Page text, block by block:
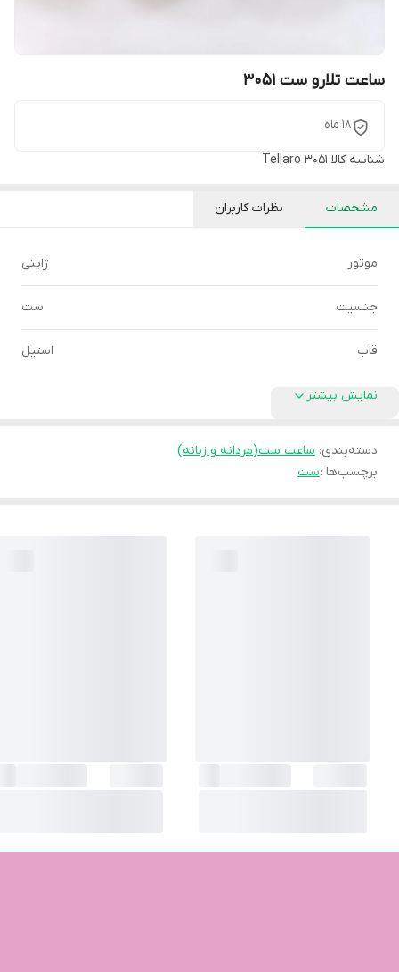
ساعت تلارو ست 3051
18 ماه
شناسه کالا Tellaro 3051
مشخصات نظرات کاربران
موتور ژاپنی
جنسیت ست
قاب استیل
نمایش بیشتر
دسته‌بندی: ساعت ست(مردانه و زنانه)
برچسب‌ها :ست